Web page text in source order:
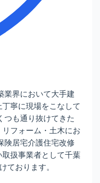
界において大手建
寧に現場をこなして
つも通り抜けてきた
フォーム・土木にお
険居宅介護住宅改修
扱事業者として千葉
ております。